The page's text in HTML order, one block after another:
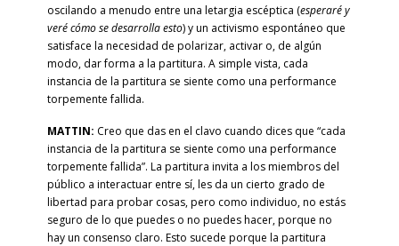
oscilando a menudo entre una letargia escéptica (esperaré y
veré cómo se desarrolla esto) y un activismo espontáneo que
satisface la necesidad de polarizar, activar o, de algún
modo, dar forma a la partitura. A simple vista, cada
instancia de la partitura se siente como una performance
torpemente fallida.
MATTIN: Creo que das en el clavo cuando dices que “cada
instancia de la partitura se siente como una performance
torpemente fallida”. La partitura invita a los miembros del
público a interactuar entre sí, les da un cierto grado de
libertad para probar cosas, pero como individuo, no estás
seguro de lo que puedes o no puedes hacer, porque no
hay un consenso claro. Esto sucede porque la partitura